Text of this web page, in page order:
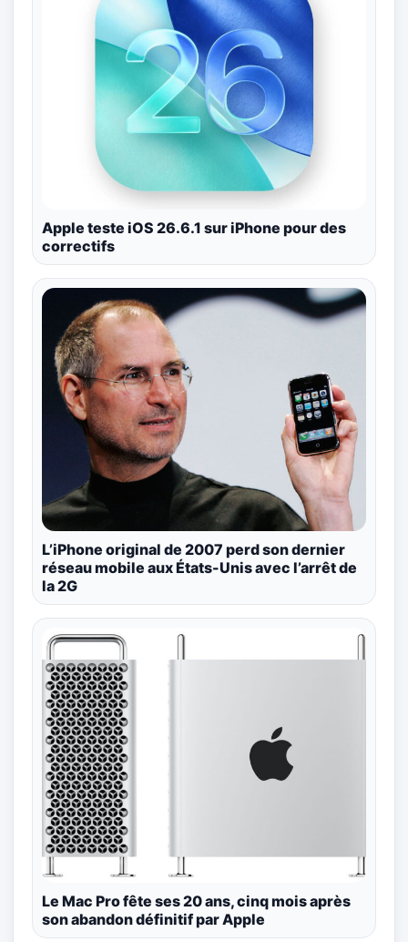
Apple teste iOS 26.6.1 sur iPhone pour des
correctifs
L’iPhone original de 2007 perd son dernier
réseau mobile aux États-Unis avec l’arrêt de
la 2G
Le Mac Pro fête ses 20 ans, cinq mois après
son abandon définitif par Apple